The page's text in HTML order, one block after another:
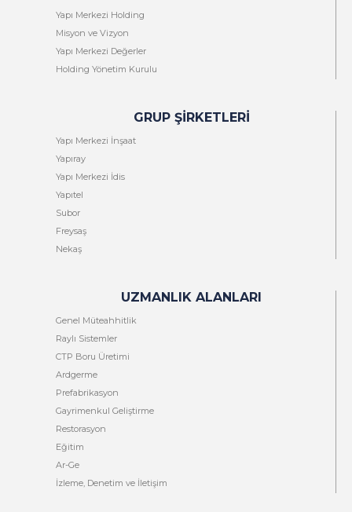
Yapı Merkezi Holding
Misyon ve Vizyon
Yapı Merkezi Değerler
Holding Yönetim Kurulu
GRUP ŞIRKETLERI
Yapı Merkezi İnşaat
Yapıray
Yapı Merkezi İdis
Yapıtel
Subor
Freysaş
Nekaş
UZMANLIK ALANLARI
Genel Müteahhitlik
Raylı Sistemler
CTP Boru Üretimi
Ardgerme
Prefabrikasyon
Gayrimenkul Geliştirme
Restorasyon
Eğitim
Ar-Ge
İzleme, Denetim ve İletişim